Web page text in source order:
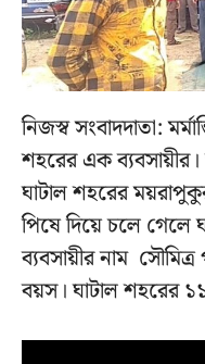
নিজস্ব সংবাদদাতা:
শহরের এক
ঘাটাল শহরের
পিষে দিয়ে চলে গেলে
ব্যবসায়ীর নাম
বয়স। ঘাটাল শহরের ১১